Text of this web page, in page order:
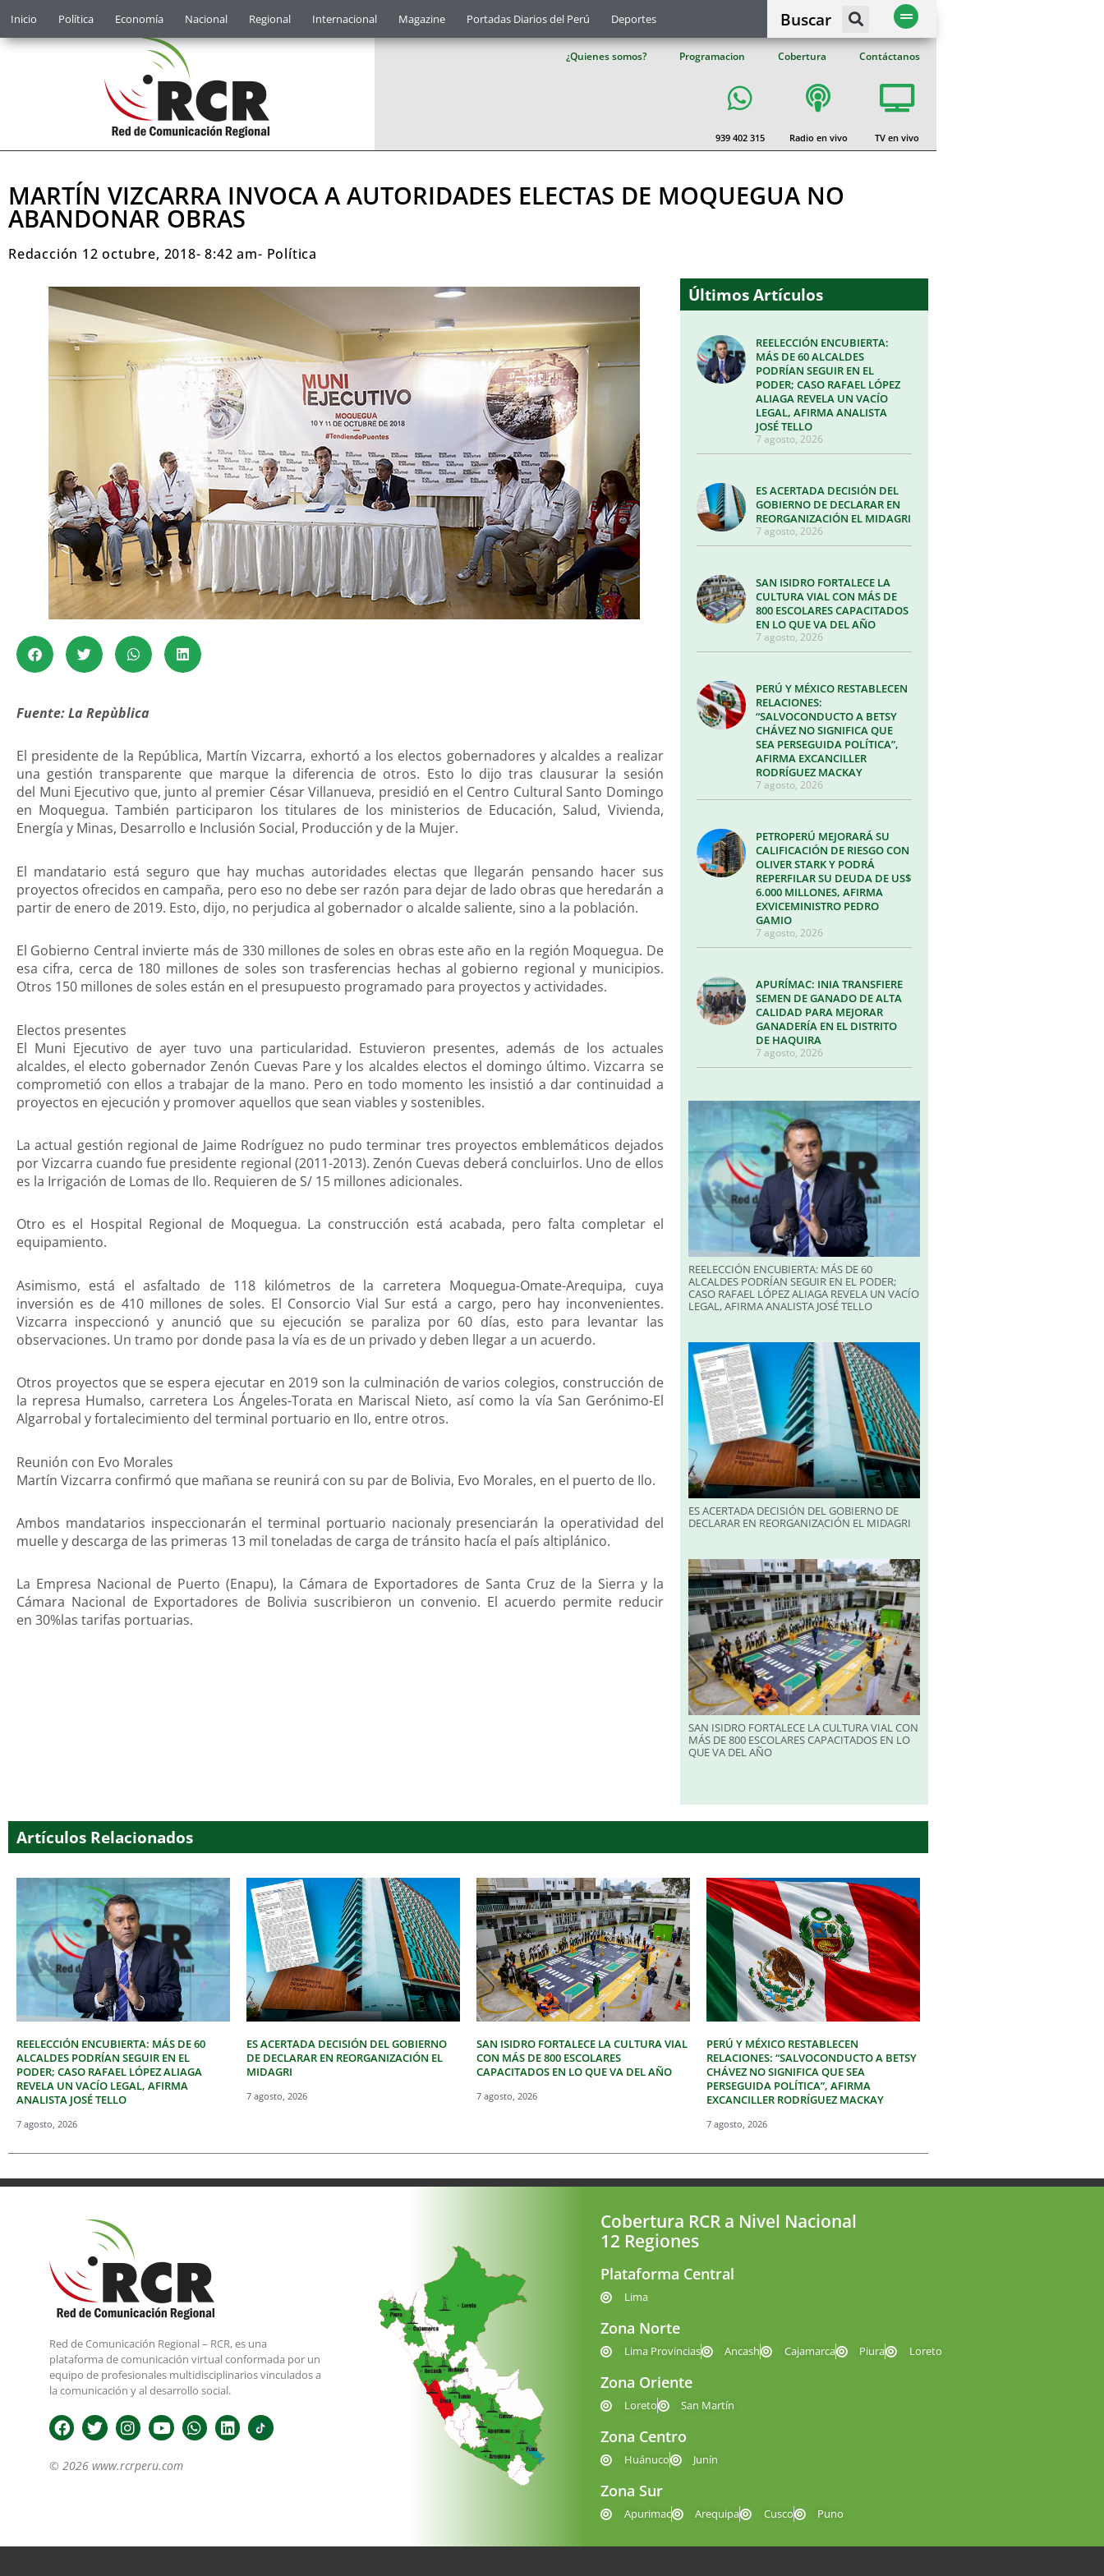
Inicio Política Economía Nacional Regional Internacional Magazine Portadas Diarios del Perú Deportes Buscar
¿Quienes somos? Programacion Cobertura Contáctanos
939 402 315 Radio en vivo TV en vivo
MARTÍN VIZCARRA INVOCA A AUTORIDADES ELECTAS DE MOQUEGUA NO
ABANDONAR OBRAS
Redacción 12 octubre, 2018- 8:42 am- Política
Fuente: La Repùblica
El presidente de la República, Martín Vizcarra, exhortó a los electos gobernadores y alcaldes a realizar
una gestión transparente que marque la diferencia de otros. Esto lo dijo tras clausurar la sesión
del Muni Ejecutivo que, junto al premier César Villanueva, presidió en el Centro Cultural Santo Domingo
en Moquegua. También participaron los titulares de los ministerios de Educación, Salud, Vivienda,
Energía y Minas, Desarrollo e Inclusión Social, Producción y de la Mujer.
El mandatario está seguro que hay muchas autoridades electas que llegarán pensando hacer sus
proyectos ofrecidos en campaña, pero eso no debe ser razón para dejar de lado obras que heredarán a
partir de enero de 2019. Esto, dijo, no perjudica al gobernador o alcalde saliente, sino a la población.
El Gobierno Central invierte más de 330 millones de soles en obras este año en la región Moquegua. De
esa cifra, cerca de 180 millones de soles son trasferencias hechas al gobierno regional y municipios.
Otros 150 millones de soles están en el presupuesto programado para proyectos y actividades.
Electos presentes
El Muni Ejecutivo de ayer tuvo una particularidad. Estuvieron presentes, además de los actuales
alcaldes, el electo gobernador Zenón Cuevas Pare y los alcaldes electos el domingo último. Vizcarra se
comprometió con ellos a trabajar de la mano. Pero en todo momento les insistió a dar continuidad a
proyectos en ejecución y promover aquellos que sean viables y sostenibles.
La actual gestión regional de Jaime Rodríguez no pudo terminar tres proyectos emblemáticos dejados
por Vizcarra cuando fue presidente regional (2011-2013). Zenón Cuevas deberá concluirlos. Uno de ellos
es la Irrigación de Lomas de Ilo. Requieren de S/ 15 millones adicionales.
Otro es el Hospital Regional de Moquegua. La construcción está acabada, pero falta completar el
equipamiento.
Asimismo, está el asfaltado de 118 kilómetros de la carretera Moquegua-Omate-Arequipa, cuya
inversión es de 410 millones de soles. El Consorcio Vial Sur está a cargo, pero hay inconvenientes.
Vizcarra inspeccionó y anunció que su ejecución se paraliza por 60 días, esto para levantar las
observaciones. Un tramo por donde pasa la vía es de un privado y deben llegar a un acuerdo.
Otros proyectos que se espera ejecutar en 2019 son la culminación de varios colegios, construcción de
la represa Humalso, carretera Los Ángeles-Torata en Mariscal Nieto, así como la vía San Gerónimo-El
Algarrobal y fortalecimiento del terminal portuario en Ilo, entre otros.
Reunión con Evo Morales
Martín Vizcarra confirmó que mañana se reunirá con su par de Bolivia, Evo Morales, en el puerto de Ilo.
Ambos mandatarios inspeccionarán el terminal portuario nacionaly presenciarán la operatividad del
muelle y descarga de las primeras 13 mil toneladas de carga de tránsito hacía el país altiplánico.
La Empresa Nacional de Puerto (Enapu), la Cámara de Exportadores de Santa Cruz de la Sierra y la
Cámara Nacional de Exportadores de Bolivia suscribieron un convenio. El acuerdo permite reducir
en 30%las tarifas portuarias.
Últimos Artículos
REELECCIÓN ENCUBIERTA:
MÁS DE 60 ALCALDES
PODRÍAN SEGUIR EN EL
PODER; CASO RAFAEL LÓPEZ
ALIAGA REVELA UN VACÍO
LEGAL, AFIRMA ANALISTA
JOSÉ TELLO
7 agosto, 2026
ES ACERTADA DECISIÓN DEL
GOBIERNO DE DECLARAR EN
REORGANIZACIÓN EL MIDAGRI
7 agosto, 2026
SAN ISIDRO FORTALECE LA
CULTURA VIAL CON MÁS DE
800 ESCOLARES CAPACITADOS
EN LO QUE VA DEL AÑO
7 agosto, 2026
PERÚ Y MÉXICO RESTABLECEN
RELACIONES:
“SALVOCONDUCTO A BETSY
CHÁVEZ NO SIGNIFICA QUE
SEA PERSEGUIDA POLÍTICA”,
AFIRMA EXCANCILLER
RODRÍGUEZ MACKAY
7 agosto, 2026
PETROPERÚ MEJORARÁ SU
CALIFICACIÓN DE RIESGO CON
OLIVER STARK Y PODRÁ
REPERFILAR SU DEUDA DE US$
6.000 MILLONES, AFIRMA
EXVICEMINISTRO PEDRO
GAMIO
7 agosto, 2026
APURÍMAC: INIA TRANSFIERE
SEMEN DE GANADO DE ALTA
CALIDAD PARA MEJORAR
GANADERÍA EN EL DISTRITO
DE HAQUIRA
7 agosto, 2026
REELECCIÓN ENCUBIERTA: MÁS DE 60
ALCALDES PODRÍAN SEGUIR EN EL PODER;
CASO RAFAEL LÓPEZ ALIAGA REVELA UN VACÍO
LEGAL, AFIRMA ANALISTA JOSÉ TELLO
ES ACERTADA DECISIÓN DEL GOBIERNO DE
DECLARAR EN REORGANIZACIÓN EL MIDAGRI
SAN ISIDRO FORTALECE LA CULTURA VIAL CON
MÁS DE 800 ESCOLARES CAPACITADOS EN LO
QUE VA DEL AÑO
Artículos Relacionados
REELECCIÓN ENCUBIERTA: MÁS DE 60
ALCALDES PODRÍAN SEGUIR EN EL
PODER; CASO RAFAEL LÓPEZ ALIAGA
REVELA UN VACÍO LEGAL, AFIRMA
ANALISTA JOSÉ TELLO
7 agosto, 2026
ES ACERTADA DECISIÓN DEL GOBIERNO
DE DECLARAR EN REORGANIZACIÓN EL
MIDAGRI
7 agosto, 2026
SAN ISIDRO FORTALECE LA CULTURA VIAL
CON MÁS DE 800 ESCOLARES
CAPACITADOS EN LO QUE VA DEL AÑO
7 agosto, 2026
PERÚ Y MÉXICO RESTABLECEN
RELACIONES: “SALVOCONDUCTO A BETSY
CHÁVEZ NO SIGNIFICA QUE SEA
PERSEGUIDA POLÍTICA”, AFIRMA
EXCANCILLER RODRÍGUEZ MACKAY
7 agosto, 2026
Red de Comunicación Regional – RCR, es una
plataforma de comunicación virtual conformada por un
equipo de profesionales multidisciplinarios vinculados a
la comunicación y al desarrollo social.
© 2026 www.rcrperu.com
Cobertura RCR a Nivel Nacional
12 Regiones
Plataforma Central
Lima
Zona Norte
Lima Provincias Ancash Cajamarca Piura Loreto
Zona Oriente
Loreto San Martín
Zona Centro
Huánuco Junín
Zona Sur
Apurimac Arequipa Cusco Puno